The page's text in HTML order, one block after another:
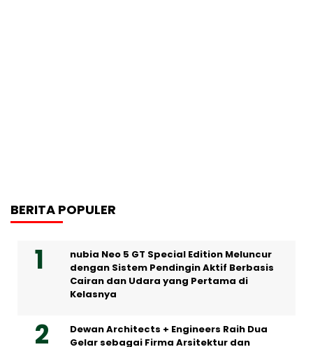
BERITA POPULER
nubia Neo 5 GT Special Edition Meluncur
dengan Sistem Pendingin Aktif Berbasis
Cairan dan Udara yang Pertama di
Kelasnya
Dewan Architects + Engineers Raih Dua
Gelar sebagai Firma Arsitektur dan